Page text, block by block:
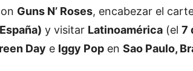
Guns N’ Roses, encabezar el
y visitar Latinoamérica (el 7
Day e Iggy Pop en Sao Paulo,